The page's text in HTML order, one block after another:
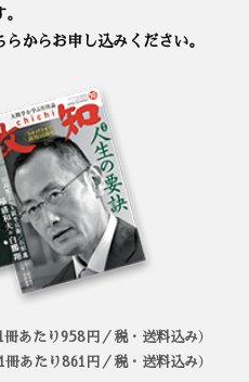
からお申し込みください。
あたり958円／税・送料込み）
あたり861円／税・送料込み）